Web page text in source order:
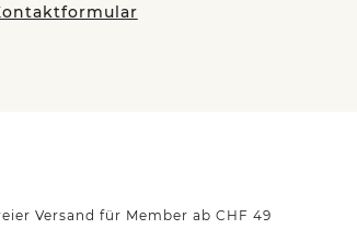
Versand für Member ab CHF 49